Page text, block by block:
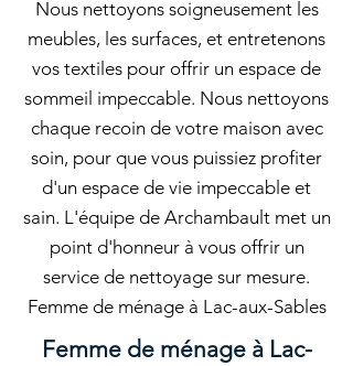
Nous nettoyons soigneusement les
meubles, les surfaces, et entretenons
vos textiles pour offrir un espace de
sommeil impeccable. Nous nettoyons
chaque recoin de votre maison avec
soin, pour que vous puissiez profiter
d'un espace de vie impeccable et
sain. L'équipe de Archambault met un
point d'honneur à vous offrir un
service de nettoyage sur mesure.
Femme de ménage à Lac-aux-Sables
Femme de ménage à Lac-